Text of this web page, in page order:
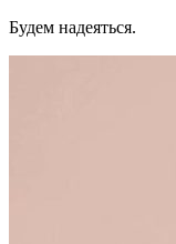
Будем надеяться.